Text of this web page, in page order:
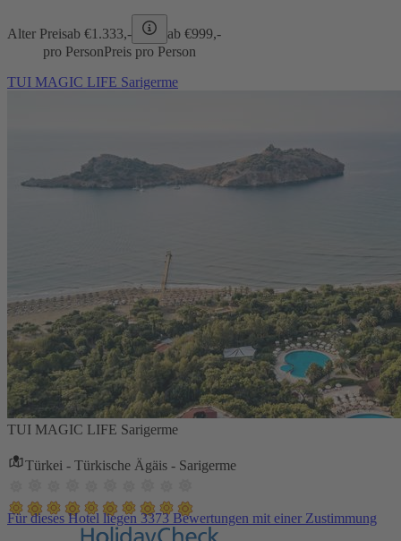
Alter Preisab €1.333,- ab €999,-
pro PersonPreis pro Person
TUI MAGIC LIFE Sarigerme
TUI MAGIC LIFE Sarigerme
Türkei - Türkische Ägäis - Sarigerme
Für dieses Hotel liegen 3373 Bewertungen mit einer Zustimmung